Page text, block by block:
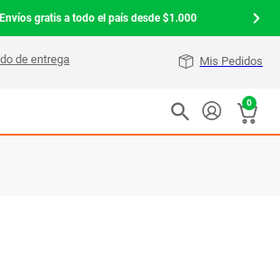
Envíos gratis a todo el país desde $1.000
Mis Pedidos
0